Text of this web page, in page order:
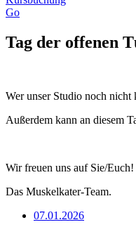
Go
Tag der offenen
Wer unser Studio noch nicht
Außerdem kann an diesem
Wir freuen uns auf Sie/Euch!
Das Muskelkater-Team.
07.01.2026